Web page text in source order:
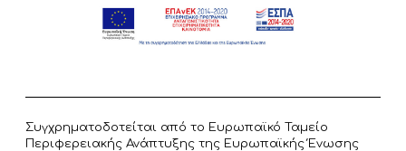
Συγχρηματοδοτείται από το Ευρωπαϊκό Ταμείο
Περιφερειακής Ανάπτυξης της Ευρωπαϊκής Ένωσης